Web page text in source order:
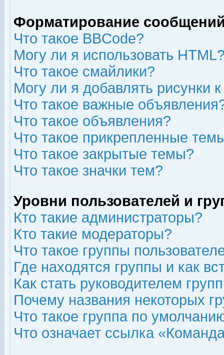
Форматирование
Что такое BBCode?
Могу ли я использовать
Что такое смайлики?
Могу ли я добавлять рисунки
Что такое важные
Что такое объявления?
Что такое прикрепленные
Что такое закрытые темы?
Что такое значки тем?
Уровни пользователей и
Кто такие администраторы?
Кто такие модераторы?
Что такое группы
Где находятся группы и как
Как стать руководителем
Почему названия некоторых
Что такое группа по
Что означает ссылка